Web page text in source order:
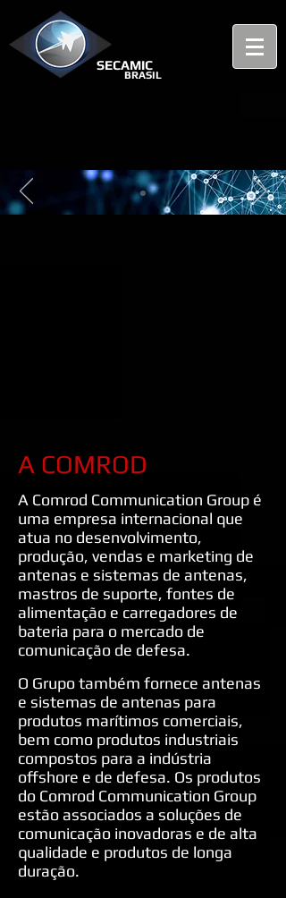
SECAMIC
BRASIL
A Comrod Communication Group é
uma empresa internacional que
atua no desenvolvimento,
produção, vendas e marketing de
antenas e sistemas de antenas,
mastros de suporte, fontes de
alimentação e carregadores de
bateria para o mercado de
comunicação de defesa.
O Grupo também fornece antenas
e sistemas de antenas para
produtos marítimos comerciais,
bem como produtos industriais
compostos para a indústria
offshore e de defesa. Os produtos
do Comrod Communication Group
estão associados a soluções de
comunicação inovadoras e de alta
qualidade e produtos de longa
duração.
A COMROD